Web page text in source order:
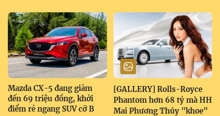
Mazda CX-5 đang giảm
đến 69 triệu đồng, khởi
điểm rẻ ngang SUV cỡ B
[GALLERY] Rolls-Royce
Phantom hơn 68 tỷ mà HH
Mai Phương Thúy "khoe"